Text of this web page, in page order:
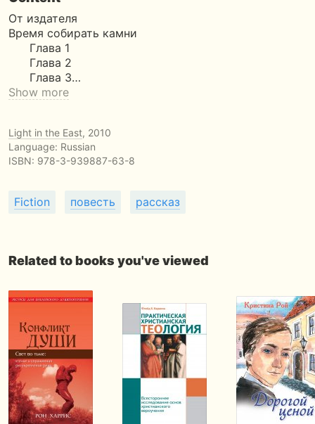
От издателя
Время собирать камни
Глава 1
Глава 2
Глава 3…
Show more
Light in the East, 2010
Language: Russian
ISBN: 978-3-939887-63-8
Fiction повесть рассказ
Related to books you've viewed